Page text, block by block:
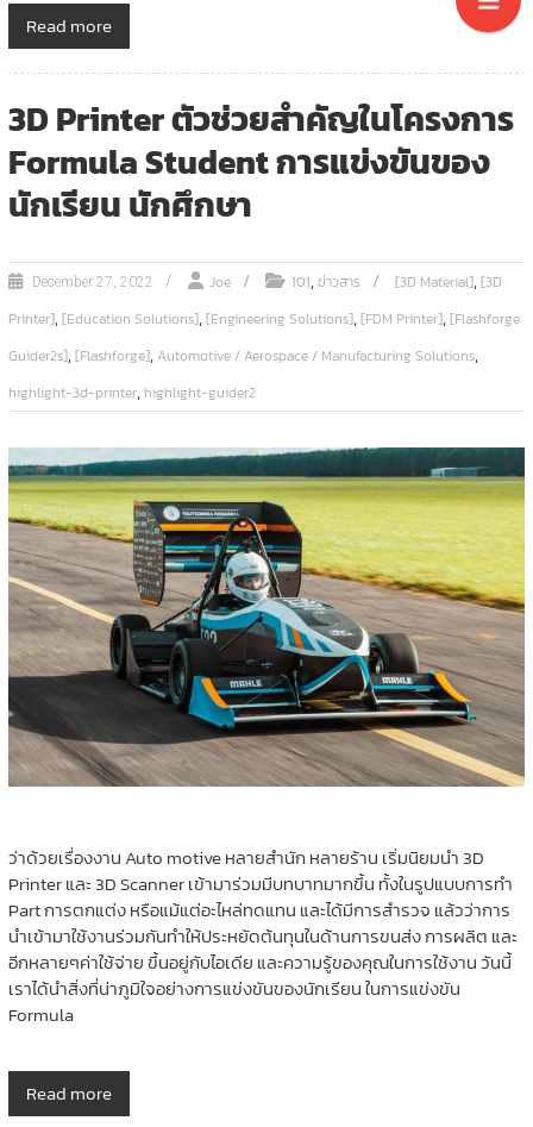
Read more
3D Printer ตัวช่วยสำคัญในโครงการ
Formula Student การแข่งขันของ
นักเรียน นักศึกษา
December 27, 2022 Joe 101,ข่าวสาร [3D Material],[3D
Printer],[Education Solutions],[Engineering Solutions],[FDM Printer],[Flashforge
Guider2s],[Flashforge], Automotive / Aerospace / Manufacturing Solutions,
highlight-3d-printer, highlight-guider2
ว่าด้วยเรื่องงาน Auto motive หลายสำนัก หลายร้าน เริ่มนิยมนำ 3D
Printer และ 3D Scanner เข้ามาร่วมมีบทบาทมากขึ้น ทั้งในรูปแบบการทำ
Part การตกแต่ง หรือแม้แต่อะไหล่ทดแทน และได้มีการสำรวจ แล้วว่าการ
นำเข้ามาใช้งานร่วมกันทำให้ประหยัดต้นทุนในด้านการขนส่ง การผลิต และ
อีกหลายๆค่าใช้จ่าย ขึ้นอยู่กับไอเดีย และความรู้ของคุณในการใช้งาน วันนี้
เราได้นำสิ่งที่น่าภูมิใจอย่างการแข่งขันของนักเรียน ในการแข่งขัน
Formula
Read more